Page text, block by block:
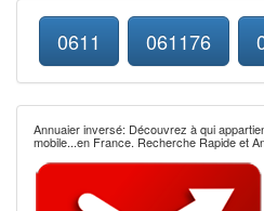
0611 061176
Annuaier inversé: Découvrez à qui
mobile...en France. Recherche Rapide et